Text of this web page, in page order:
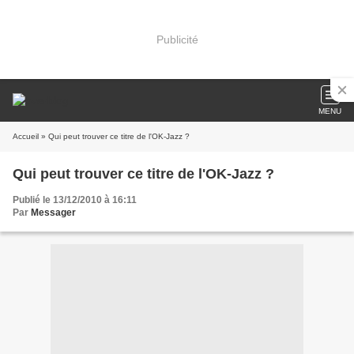
Publicité
MENU
Accueil » Qui peut trouver ce titre de l'OK-Jazz ?
Qui peut trouver ce titre de l'OK-Jazz ?
Publié le 13/12/2010 à 16:11
Par Messager